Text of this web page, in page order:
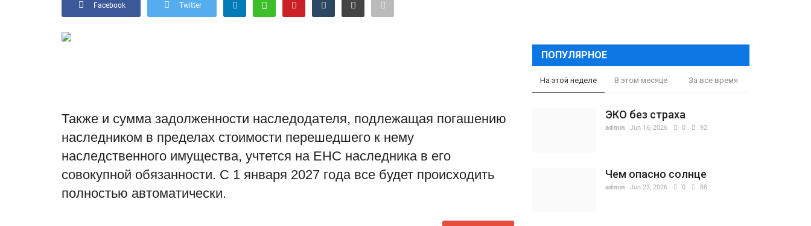
Facebook Twitter
Также и сумма задолженности наследодателя, подлежащая погашению
наследником в пределах стоимости перешедшего к нему
наследственного имущества, учтется на ЕНС наследника в его
совокупной обязанности. С 1 января 2027 года все будет происходить
полностью автоматически.
ПОПУЛЯРНОЕ
На этой неделе В этом месяце За все время
ЭКО без страха
admin Jun 16, 2026 0 92
Чем опасно солнце
admin Jun 23, 2026 0 88